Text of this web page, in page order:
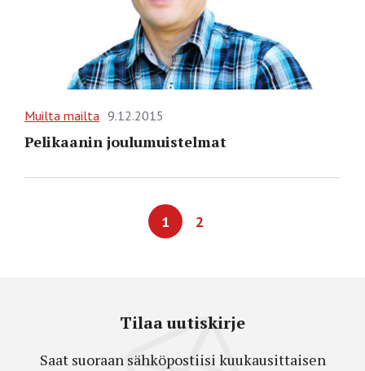
Muilta mailta 9.12.2015
Pelikaanin joulumuistelmat
1 2
Tilaa uutiskirje
Saat suoraan sähköpostiisi kuukausittaisen